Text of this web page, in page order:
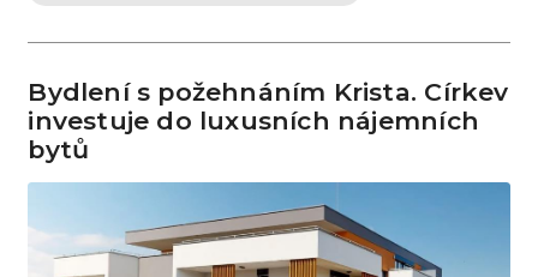
Bydlení s požehnáním Krista. Církev
investuje do luxusních nájemních
bytů